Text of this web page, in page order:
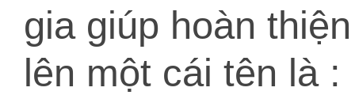
gia giúp hoàn
lên một cái tên là